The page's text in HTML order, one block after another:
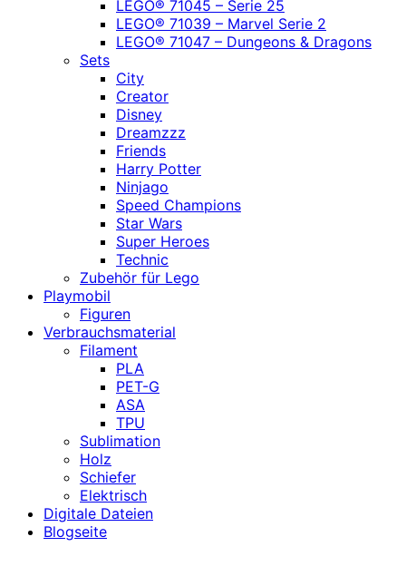
LEGO® 71045 – Serie 25
LEGO® 71039 – Marvel Serie 2
LEGO® 71047 – Dungeons & Dragons
Sets
City
Creator
Disney
Dreamzzz
Friends
Harry Potter
Ninjago
Speed Champions
Star Wars
Super Heroes
Technic
Zubehör für Lego
Playmobil
Figuren
Verbrauchsmaterial
Filament
PLA
PET-G
ASA
TPU
Sublimation
Holz
Schiefer
Elektrisch
Digitale Dateien
Blogseite